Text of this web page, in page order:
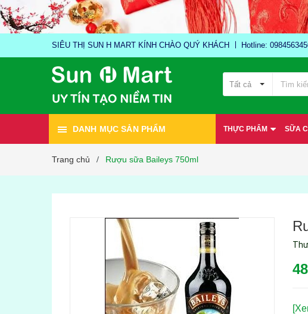
SIÊU THỊ SUN H MART KÍNH CHÀO QUÝ KHÁCH Hotline:
Tất cả
DANH MỤC SẢN PHẨM THỰC PHẨM SỮA
Trang chủ / Rượu sữa Baileys 750ml